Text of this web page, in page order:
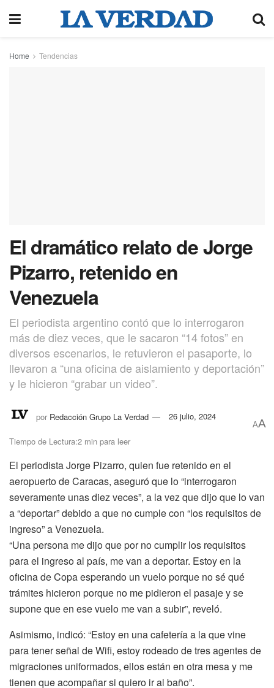
Home Tendencias
El dramático relato de Jorge
Pizarro, retenido en
Venezuela
El periodista argentino contó que lo interrogaron
más de diez veces, que le sacaron “14 fotos” en
diversos escenarios, le retuvieron el pasaporte, lo
llevaron a “una oficina de aislamiento y deportación”
y le hicieron “grabar un video”.
por Redacción Grupo La Verdad 26 julio, 2024
Tiempo de Lectura:2 min para leer
AA
El periodista Jorge Pizarro, quien fue retenido en el
aeropuerto de Caracas, aseguró que lo “interrogaron
severamente unas diez veces”, a la vez que dijo que lo van
a “deportar” debido a que no cumple con “los requisitos de
ingreso” a Venezuela.
“Una persona me dijo que por no cumplir los requisitos
para el ingreso al país, me van a deportar. Estoy en la
oficina de Copa esperando un vuelo porque no sé qué
trámites hicieron porque no me pidieron el pasaje y se
supone que en ese vuelo me van a subir”, reveló.
Asimismo, indicó: “Estoy en una cafetería a la que vine
para tener señal de Wifi, estoy rodeado de tres agentes de
migraciones uniformados, ellos están en otra mesa y me
tienen que acompañar si quiero ir al baño”.